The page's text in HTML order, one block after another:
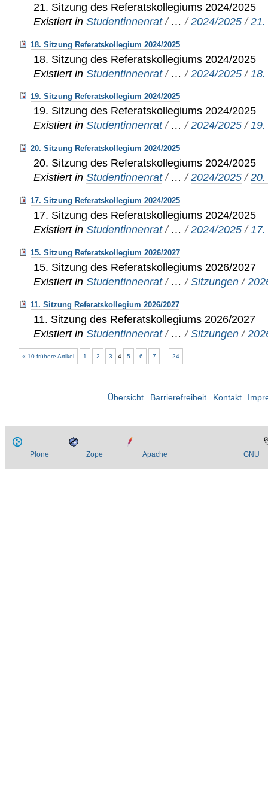
21. Sitzung des Referatskollegiums 2024/2025
Existiert in Studentinnenrat / …/2024/2025 /
18. Sitzung Referatskollegium 2024/2025
18. Sitzung des Referatskollegiums 2024/2025
Existiert in Studentinnenrat / …/2024/2025 /
19. Sitzung Referatskollegium 2024/2025
19. Sitzung des Referatskollegiums 2024/2025
Existiert in Studentinnenrat / …/2024/2025 /
20. Sitzung Referatskollegium 2024/2025
20. Sitzung des Referatskollegiums 2024/2025
Existiert in Studentinnenrat / …/2024/2025 /
17. Sitzung Referatskollegium 2024/2025
17. Sitzung des Referatskollegiums 2024/2025
Existiert in Studentinnenrat / …/2024/2025 /
15. Sitzung Referatskollegium 2026/2027
15. Sitzung des Referatskollegiums 2026/2027
Existiert in Studentinnenrat / …/Sitzungen /
11. Sitzung Referatskollegium 2026/2027
11. Sitzung des Referatskollegiums 2026/2027
Existiert in Studentinnenrat / …/Sitzungen /
« 10 frühere Artikel 1 2 3 4 5 6 7 24
Übersicht Barrierefreiheit Kontakt
Plone Zope Apache GNU